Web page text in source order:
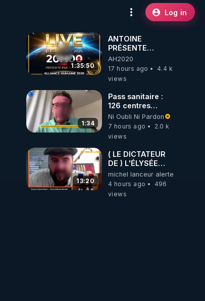
Log in
1:35:50
ANTOINE
PRÉSENTE
AH2020 LE LIVE
20H ***DU
06/08/2026***
AH2020
17 hours ago
4.4 k
views
1:34
Pass sanitaire :
126 centres
commerciaux
concernés par
l'obligation dans
Ni Oubli Ni Pardon
7 hours ago
2.0 k
views
13:20
( LE DICTATEUR
DE ) L'ÉLYSÉE
PANIQUE : PIERRE
GUILLAUME
MERCADAL
michel lanceur alerte
4 hours ago
496
views